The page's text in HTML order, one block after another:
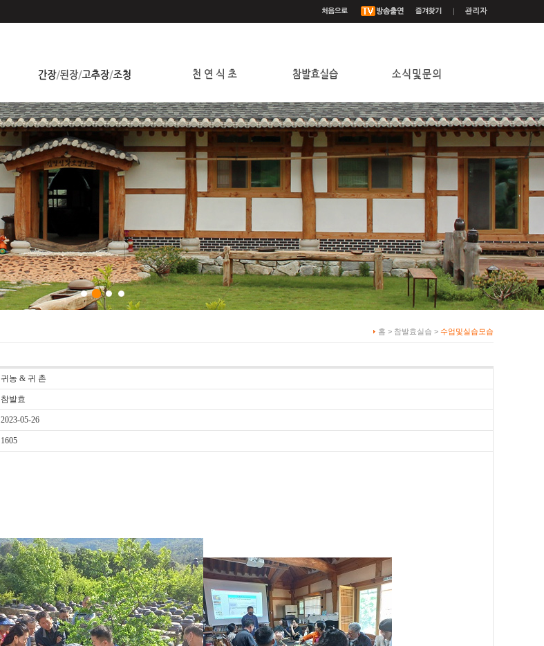
홈 > 참발효실습 > 수업및실습모습
귀농 & 귀 촌
참발효
2023-05-26
1605